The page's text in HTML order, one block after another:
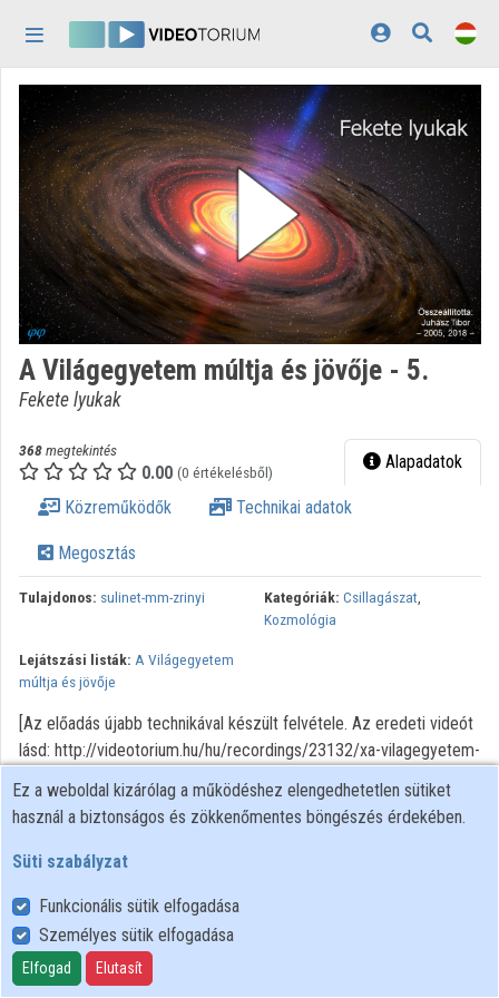
Kezdőlap
Bejelentkezés
Felfedezés
Kategóriák
Lejátszási listák
Intézmények
Közreműködők
A Világegyetem múltja és jövője - 5.
Fekete lyukak
368megtekintés
0.00 (0 értékelésből) Alapadatok
Közreműködők Technikai adatok
Megosztás
Tulajdonos: sulinet-mm-zrinyi Kategóriák: Csillagászat,
Kozmológia
Lejátszási listák: A Világegyetem
múltja és jövője
[Az előadás újabb technikával készült felvétele. Az eredeti videót
lásd: http://videotorium.hu/hu/recordings/23132/xa-vilagegyetem-
tulajdonságait és megfigyelését tekintjük át. Foglalkozunk ezen
különleges égitestek hőmérsékletével és "párolgásával", ami a
Világegyetem jövőjére lesz hatással. 0:40 A szökési sebesség (a
Felhasználói szabályzat
Adatkezelési tájékoztató
Süti szabályzat
Ez a weboldal kizárólag a működéshez elengedhetetlen sütiket
használ a biztonságos és zökkenőmentes böngészés érdekében.
Süti szabályzat
Funkcionális sütik elfogadása
Személyes sütik elfogadása
Elfogad Elutasít